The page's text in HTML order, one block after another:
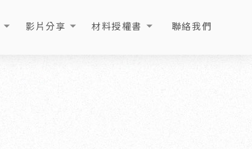
影片分享 材料授權書 聯絡我們